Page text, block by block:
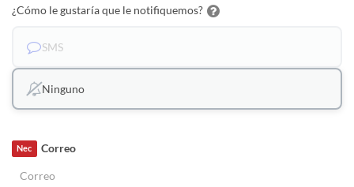
¿Cómo le gustaría que le notifiquemos?
SMS
Ninguno
Correo
Nec